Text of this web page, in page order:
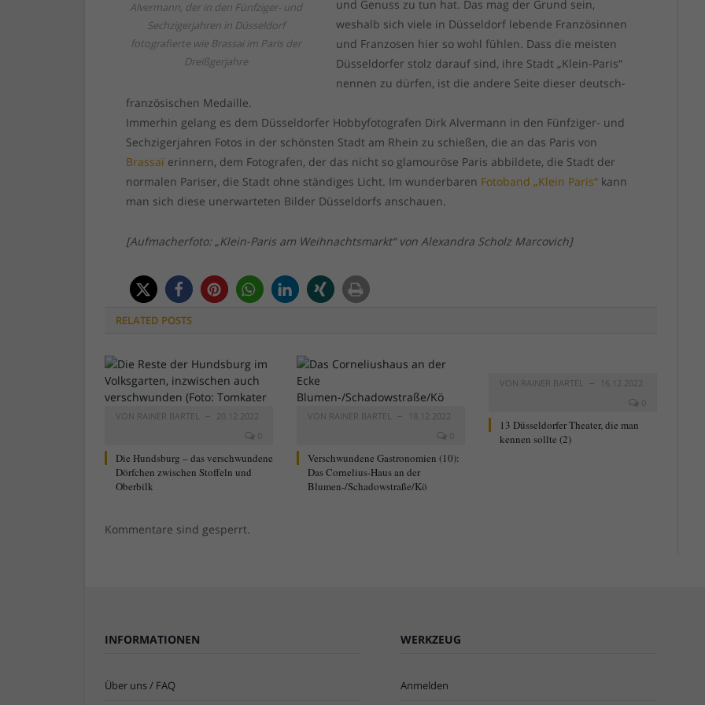
Alvermann, der in den Fünfziger- und
Sechzigerjahren in Düsseldorf
fotografierte wie Brassai im Paris der
Dreißgerjahre
und Genuss zu tun hat. Das mag der Grund sein,
weshalb sich viele in Düsseldorf lebende Französinnen
und Franzosen hier so wohl fühlen. Dass die meisten
Düsseldorfer stolz darauf sind, ihre Stadt „Klein-Paris“
nennen zu dürfen, ist die andere Seite dieser deutsch-
französischen Medaille.
Immerhin gelang es dem Düsseldorfer Hobbyfotografen Dirk Alvermann in den Fünfziger- und
Sechzigerjahren Fotos in der schönsten Stadt am Rhein zu schießen, die an das Paris von
Brassaï erinnern, dem Fotografen, der das nicht so glamouröse Paris abbildete, die Stadt der
normalen Pariser, die Stadt ohne ständiges Licht. Im wunderbaren Fotoband „Klein Paris“ kann
man sich diese unerwarteten Bilder Düsseldorfs anschauen.
[Aufmacherfoto: „Klein-Paris am Weihnachtsmarkt“ von Alexandra Scholz Marcovich]
RELATED POSTS
VON RAINER BARTEL
20.12.2022
0
Die Hundsburg – das verschwundene
Dörfchen zwischen Stoffeln und
Oberbilk
VON RAINER BARTEL
18.12.2022
0
Verschwundene Gastronomien (10):
Das Cornelius-Haus an der
Blumen-/Schadowstraße/Kö
VON RAINER BARTEL
16.12.2022
0
13 Düsseldorfer Theater, die man
kennen sollte (2)
Kommentare sind gesperrt.
INFORMATIONEN
Über uns / FAQ
WERKZEUG
Anmelden